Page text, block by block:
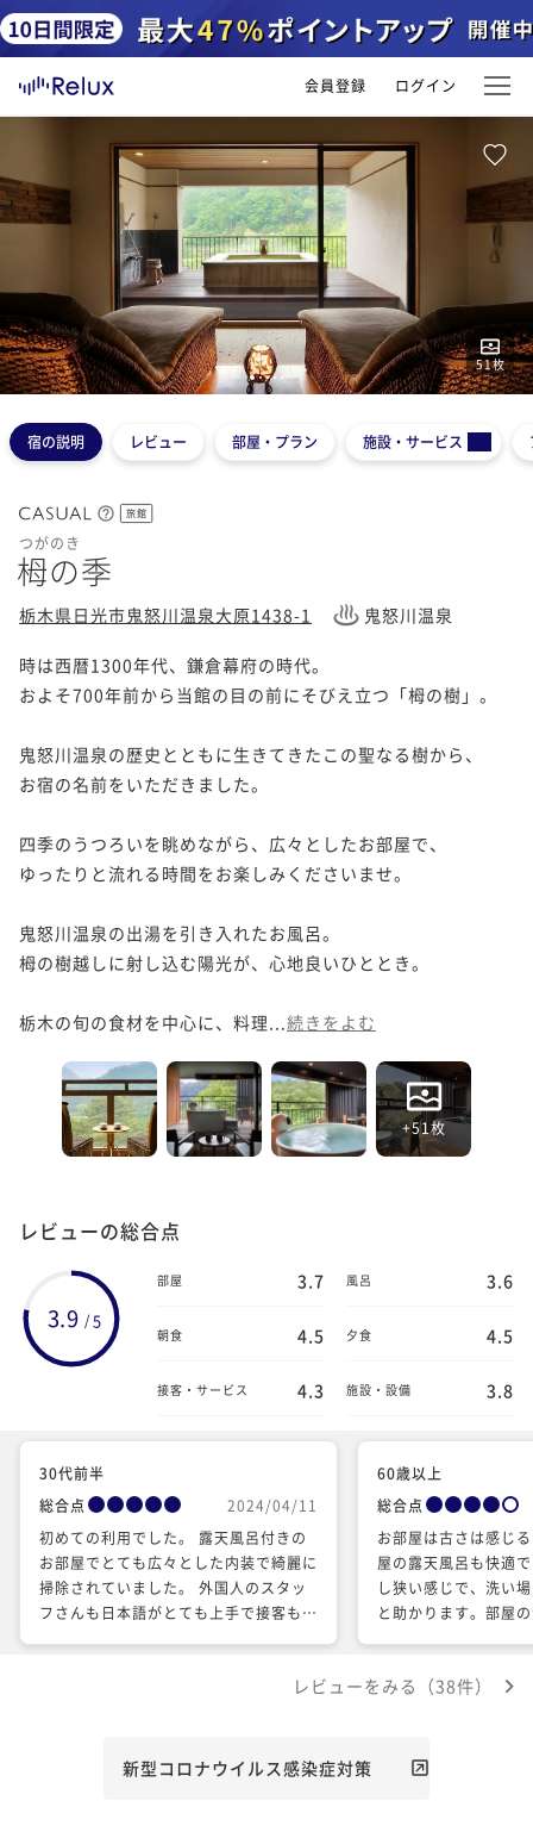
会員登録 ログイン
51枚
12345
宿の説明 レビュー 部屋・プラン 施設・サービス
旅館
つがのき
栂の季
栃木県日光市鬼怒川温泉大原1438-1 鬼怒川温泉
時は西暦1300年代、鎌倉幕府の時代。
およそ700年前から当館の目の前にそびえ立つ「栂の樹」。
鬼怒川温泉の歴史とともに生きてきたこの聖なる樹から、
お宿の名前をいただきました。
四季のうつろいを眺めながら、広々としたお部屋で、
ゆったりと流れる時間をお楽しみくださいませ。
鬼怒川温泉の出湯を引き入れたお風呂。
栂の樹越しに射し込む陽光が、心地良いひととき。
栃木の旬の食材を中心に、料理... 続きをよむ
+51枚
レビューの総合点
3.9 / 5
部屋 3.7 風呂 3.6
朝食 4.5 夕食 4.5
接客・サービス 4.3 施設・設備 3.8
30代前半
総合点
2024/04/11
初めての利用でした。 露天風呂付きの
お部屋でとても広々とした内装で綺麗に
掃除されていました。 外国人のスタッ
フさんも日本語がとても上手で接客も丁
広さがもう少しあるといいのかなと思い
60歳以上
総合点
お部屋は古さは感じ
屋の露天風呂も快適
し狭い感じで、洗い
と助かります。部屋
く、全体的にコスト
張って欲しいと思い
レビューをみる（38件）
新型コロナウイルス感染症対策